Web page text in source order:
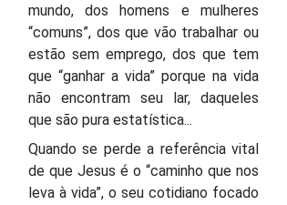
mundo, dos homens e mulheres
“comuns”, dos que vão trabalhar ou
estão sem emprego, dos que tem
que “ganhar a vida” porque na vida
não encontram seu lar, daqueles
que são pura estatística...
Quando se perde a referência vital
de que Jesus é o “caminho que nos
leva à vida”, o seu cotidiano focado